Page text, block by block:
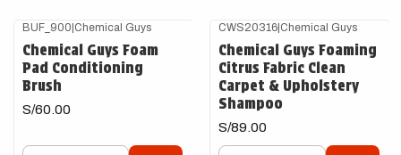
BUF_900|Chemical Guys
Chemical Guys Foam
Pad Conditioning
Brush
S/60.00
CWS20316|Chemical Guys
Chemical Guys Foaming
Citrus Fabric Clean
Carpet & Upholstery
Shampoo
S/89.00